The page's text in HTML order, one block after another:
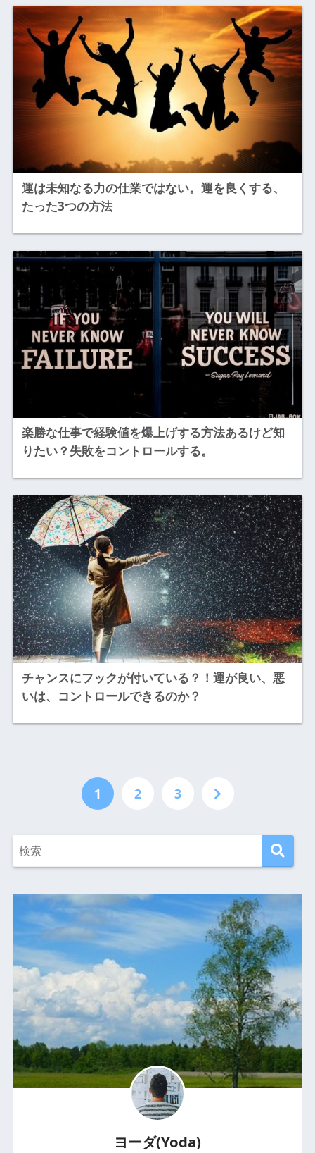
運は未知なる力の仕業ではない。運を良くする、
たった3つの方法
楽勝な仕事で経験値を爆上げする方法あるけど知
りたい？失敗をコントロールする。
チャンスにフックが付いている？！運が良い、悪
いは、コントロールできるのか？
1 2 3
ヨーダ(Yoda)